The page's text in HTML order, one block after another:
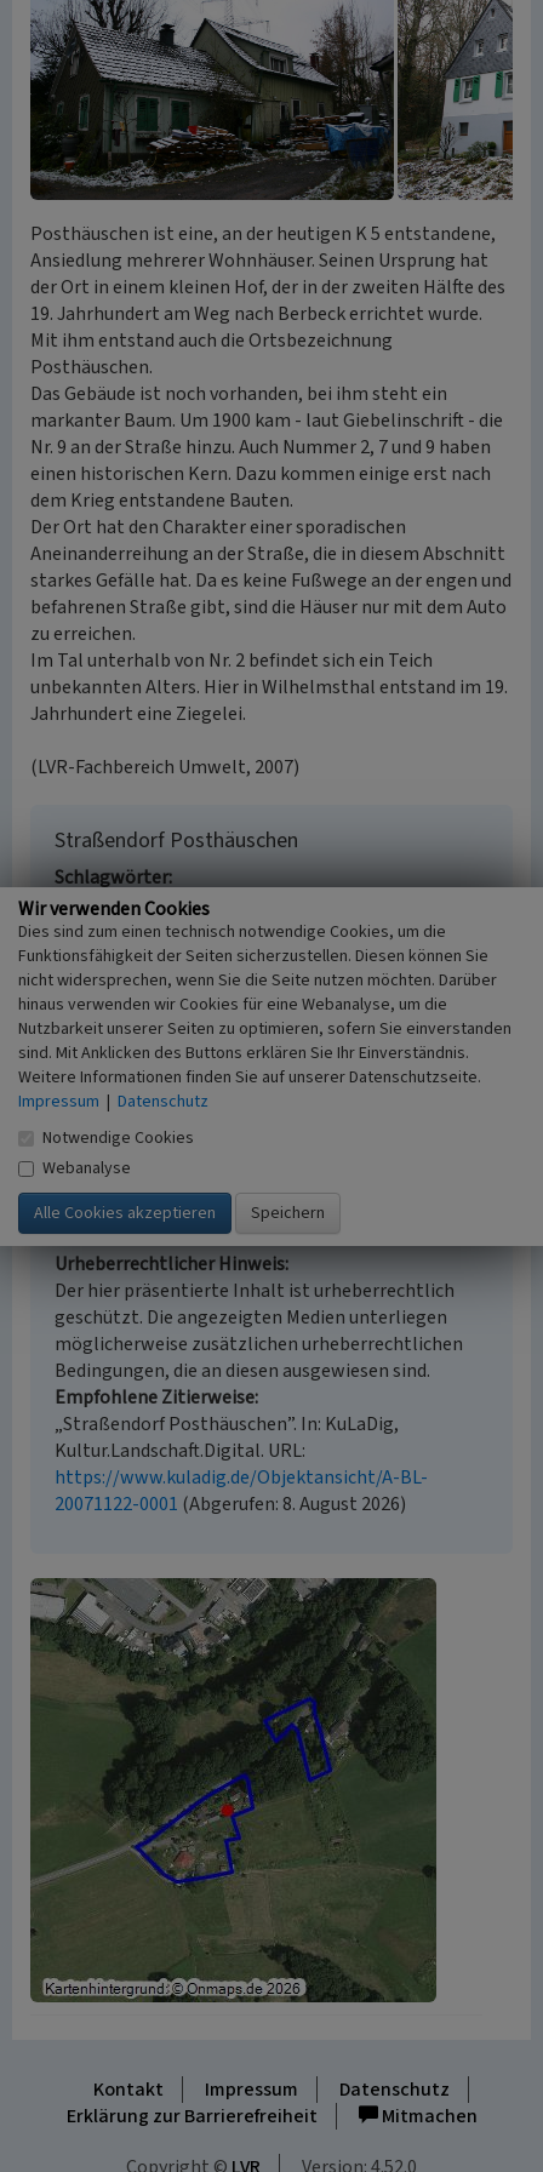
Posthäuschen ist eine, an der heutigen K 5 entstandene,
Ansiedlung mehrerer Wohnhäuser. Seinen Ursprung hat
der Ort in einem kleinen Hof, der in der zweiten Hälfte des
19. Jahrhundert am Weg nach Berbeck errichtet wurde.
Mit ihm entstand auch die Ortsbezeichnung
Posthäuschen.
Das Gebäude ist noch vorhanden, bei ihm steht ein
markanter Baum. Um 1900 kam - laut Giebelinschrift - die
Nr. 9 an der Straße hinzu. Auch Nummer 2, 7 und 9 haben
einen historischen Kern. Dazu kommen einige erst nach
dem Krieg entstandene Bauten.
Der Ort hat den Charakter einer sporadischen
Aneinanderreihung an der Straße, die in diesem Abschnitt
starkes Gefälle hat. Da es keine Fußwege an der engen und
befahrenen Straße gibt, sind die Häuser nur mit dem Auto
zu erreichen.
Im Tal unterhalb von Nr. 2 befindet sich ein Teich
unbekannten Alters. Hier in Wilhelmsthal entstand im 19.
Jahrhundert eine Ziegelei.
(LVR-Fachbereich Umwelt, 2007)
Straßendorf Posthäuschen
Schlagwörter
Straßendorf Hof (Landwirtschaft)
Fachsicht(en)
Kulturlandschaftspflege
Erfassungsmaßstab
i.d.R. 1:5.000 (größer als 1:20.000)
Erfassungsmethode
Geländebegehung/-kartierung
Historischer Zeitraum
Beginn 1844 bis 1870
Empfohlene Zitierweise
Urheberrechtlicher Hinweis
Der hier präsentierte Inhalt ist urheberrechtlich
geschützt. Die angezeigten Medien unterliegen
möglicherweise zusätzlichen urheberrechtlichen
Bedingungen, die an diesen ausgewiesen sind.
Empfohlene Zitierweise
„Straßendorf Posthäuschen”. In: KuLaDig,
Kultur.Landschaft.Digital. URL:
https://www.kuladig.de/Objektansicht/A-BL-
20071122-0001 (Abgerufen: 8. August 2026)
Kontakt Impressum
Datenschutz
Erklärung zur Barrierefreiheit
Mitmachen
Wir verwenden Cookies
Dies sind zum einen technisch notwendige Cookies, um die
Funktionsfähigkeit der Seiten sicherzustellen. Diesen können Sie
nicht widersprechen, wenn Sie die Seite nutzen möchten. Darüber
hinaus verwenden wir Cookies für eine Webanalyse, um die
Nutzbarkeit unserer Seiten zu optimieren, sofern Sie einverstanden
sind. Mit Anklicken des Buttons erklären Sie Ihr Einverständnis.
Weitere Informationen finden Sie auf unserer Datenschutzseite.
Impressum | Datenschutz
Notwendige Cookies
Webanalyse